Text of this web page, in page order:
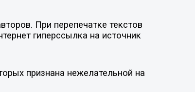
При перепечатке текстов
гиперссылка на источник
признана нежелательной на